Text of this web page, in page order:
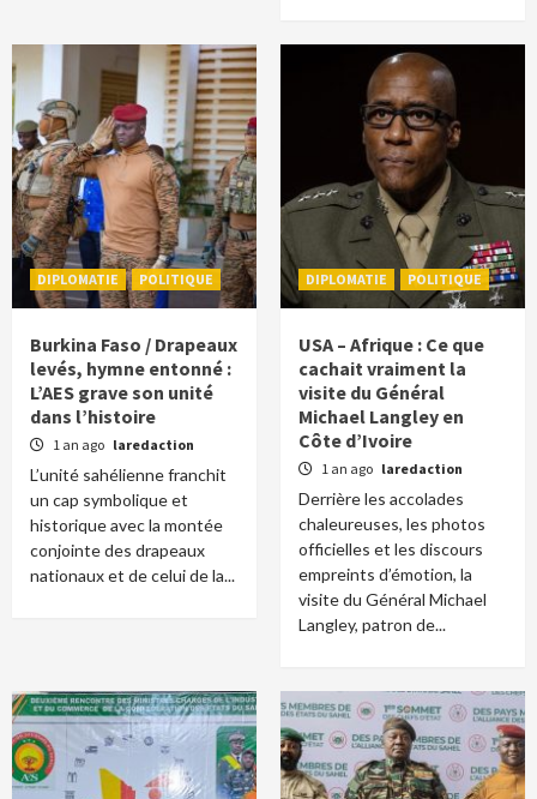
DIPLOMATIE POLITIQUE
Burkina Faso / Drapeaux
levés, hymne entonné :
L’AES grave son unité
dans l’histoire
1 an ago laredaction
L’unité sahélienne franchit
un cap symbolique et
historique avec la montée
conjointe des drapeaux
nationaux et de celui de la...
DIPLOMATIE POLITIQUE
USA – Afrique : Ce que
cachait vraiment la
visite du Général
Michael Langley en
Côte d’Ivoire
1 an ago laredaction
Derrière les accolades
chaleureuses, les photos
officielles et les discours
empreints d’émotion, la
visite du Général Michael
Langley, patron de...